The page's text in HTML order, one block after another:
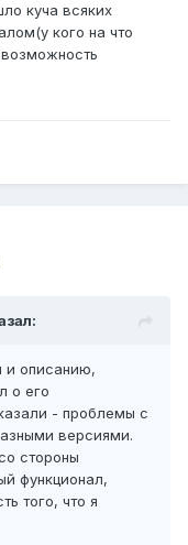
куча всяких
кого на что
и описанию,
о его
- проблемы с
версиями.
стороны
функционал,
того, что я